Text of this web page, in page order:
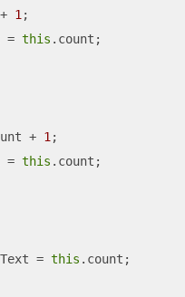
1 ;
=
this .count;
+ 1 ;
=
this .count;
=
this .count;